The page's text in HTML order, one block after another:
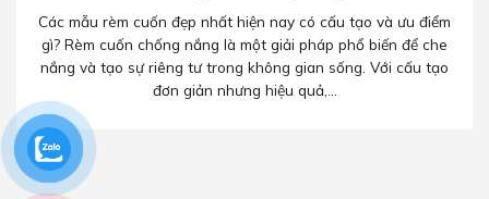
Các mẫu rèm cuốn đẹp nhất hiện nay có cấu tạo và ưu điểm
gì? Rèm cuốn chống nắng là một giải pháp phổ biến để che
nắng và tạo sự riêng tư trong không gian sống. Với cấu tạo
đơn giản nhưng hiệu quả,...